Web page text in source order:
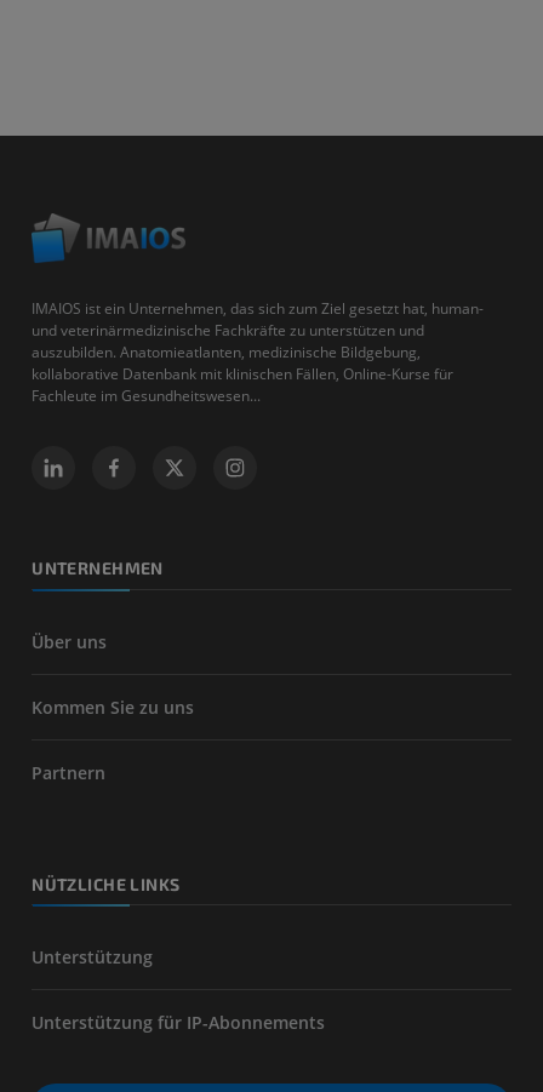
IMAIOS ist ein Unternehmen, das sich zum Ziel gesetzt hat, human-
und veterinärmedizinische Fachkräfte zu unterstützen und
auszubilden. Anatomieatlanten, medizinische Bildgebung,
kollaborative Datenbank mit klinischen Fällen, Online-Kurse für
Fachleute im Gesundheitswesen...
UNTERNEHMEN
Über uns
Kommen Sie zu uns
Partnern
NÜTZLICHE LINKS
Unterstützung
Unterstützung für IP-Abonnements